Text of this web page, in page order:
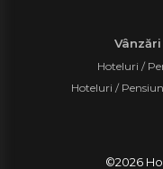
Hoteluri /
Hoteluri /
©2026